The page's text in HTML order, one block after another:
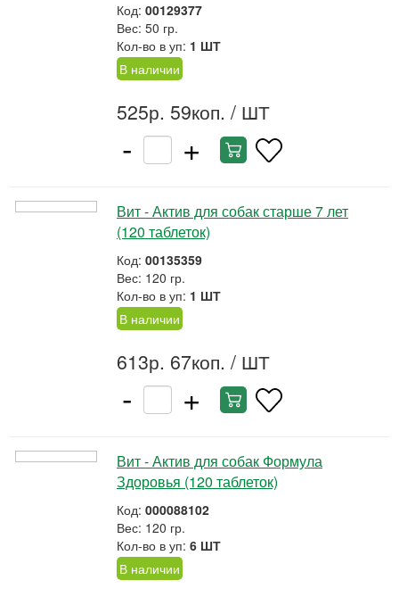
Код: 00129377
Вес: 50 гр.
Кол-во в уп: 1 ШТ
В наличии
525р. 59коп. / ШТ
- +
Вит - Актив для собак старше 7 лет
(120 таблеток)
Код: 00135359
Вес: 120 гр.
Кол-во в уп: 1 ШТ
В наличии
613р. 67коп. / ШТ
- +
Вит - Актив для собак Формула
Здоровья (120 таблеток)
Код: 000088102
Вес: 120 гр.
Кол-во в уп: 6 ШТ
В наличии